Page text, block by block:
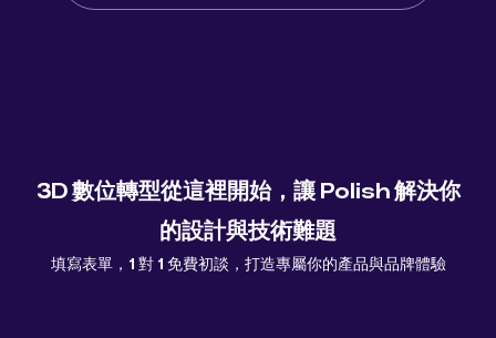
3D 數位轉型從這裡開始，讓 Polish 解決你
的設計與技術難題
填寫表單，1 對 1 免費初談，打造專屬你的產品與品牌體驗